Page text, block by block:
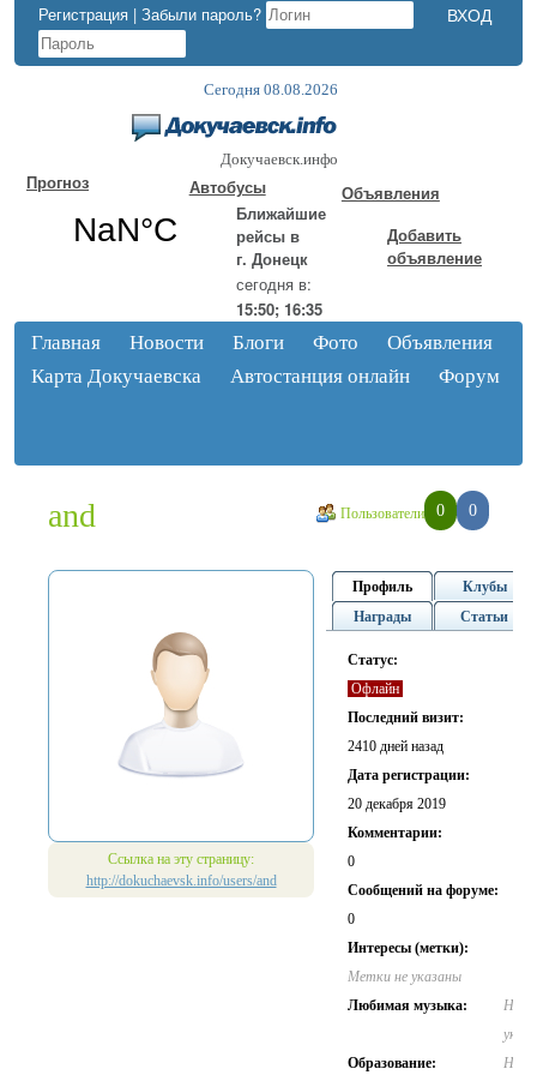
Регистрация | Забыли пароль?
Сегодня 08.08.2026
Докучаевск.инфо
Прогноз
Автобусы
Ближайшие
рейсы в
г. Донецк
сегодня в:
15:50; 16:35
Объявления
Добавить
объявление
Главная Новости Блоги Фото
Объявления
Карта Докучаевска
Автостанция онлайн Форум
0 0
Пользователи
and
Ссылка на эту страницу:
http://dokuchaevsk.info/users/and
Профиль
Клубы
Награды
Статьи
Статус:
Офлайн
Последний визит:
2410 дней назад
Дата регистрации:
20 декабря 2019
Комментарии:
0
Cообщений на форуме:
0
Интересы (метки):
Метки не указаны
Любимая музыка:
Не
Образование:
Не